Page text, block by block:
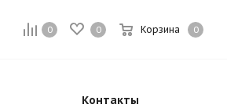
0 0 Корзина 0
Контакты